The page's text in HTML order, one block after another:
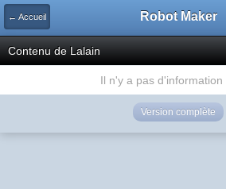
← Accueil Robot Maker
Contenu de Lalain
Il n'y a pas d'information
Version complète